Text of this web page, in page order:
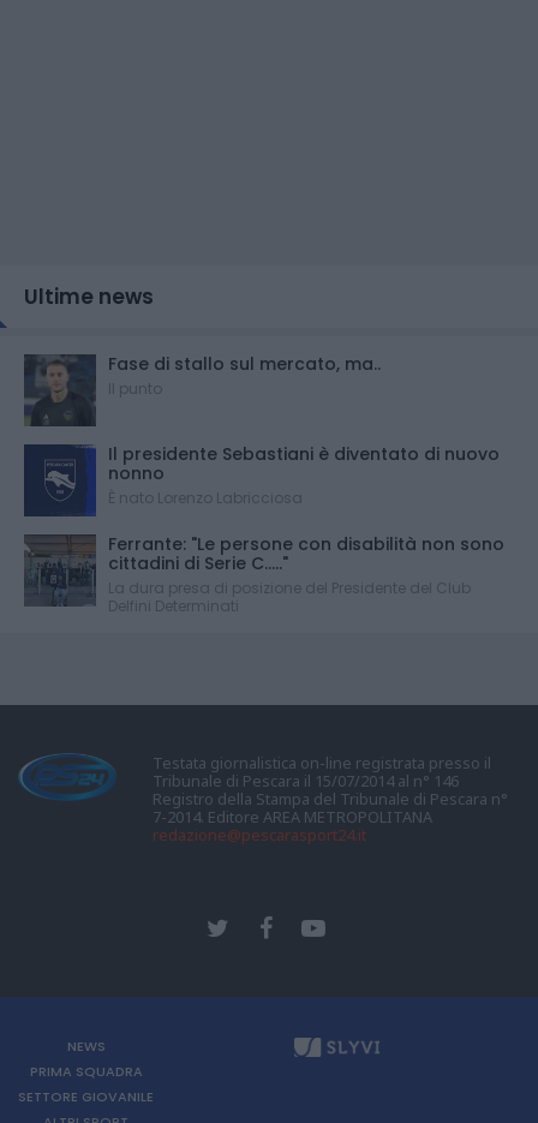
Ultime news
Fase di stallo sul mercato, ma..
Il punto
Il presidente Sebastiani è diventato di nuovo
nonno
È nato Lorenzo Labricciosa
Ferrante: "Le persone con disabilità non sono
cittadini di Serie C....."
La dura presa di posizione del Presidente del Club
Delfini Determinati
Testata giornalistica on-line registrata presso il
Tribunale di Pescara il 15/07/2014 al n° 146
Registro della Stampa del Tribunale di Pescara n°
7-2014. Editore AREA METROPOLITANA
redazione@pescarasport24.it
NEWS
PRIMA SQUADRA
SETTORE GIOVANILE